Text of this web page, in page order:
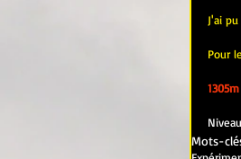
J'ai
Pour
Mots-